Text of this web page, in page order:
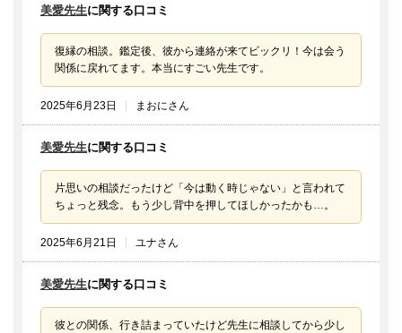
美愛先生に関する口コミ
復縁の相談。鑑定後、彼から連絡が来てビックリ！今は会う
関係に戻れてます。本当にすごい先生です。
2025年6月23日 まおにさん
美愛先生に関する口コミ
片思いの相談だったけど「今は動く時じゃない」と言われて
ちょっと残念。もう少し背中を押してほしかったかも…。
2025年6月21日 ユナさん
美愛先生に関する口コミ
彼との関係、行き詰まっていたけど先生に相談してから少し